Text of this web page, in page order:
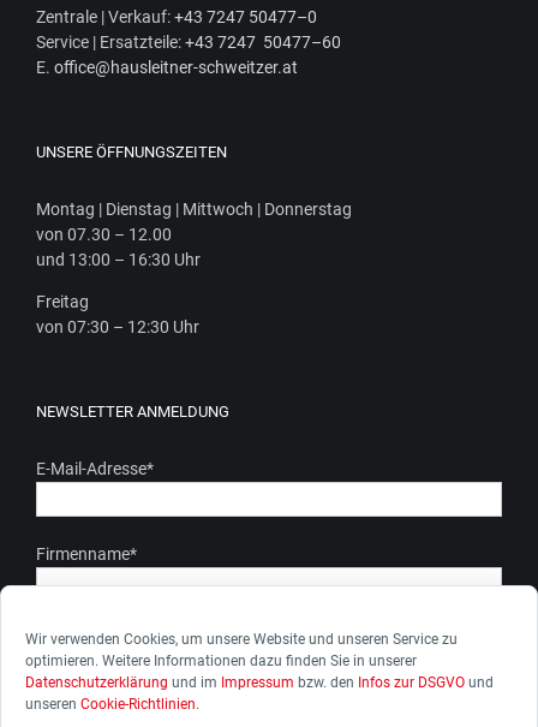
Wir verwenden Cookies, um unsere Website und unseren Service zu
optimieren. Weitere Informationen dazu finden Sie in unserer
Datenschutzerklärung und im Impressum bzw. den Infos zur DSGVO und
unseren Cookie-Richtlinien.
Zen­tra­le | Ver­kauf:+43 7247 50477–0
Ser­vice | Ersatz­tei­le:+43 7247 50477–60
E. office@hausleitner-schweitzer.at
UNSERE ÖFFNUNGSZEITEN
Mon­tag | Diens­tag | Mitt­woch | Donnerstag
von 07.30 – 12.00
und 13:00 – 16:30 Uhr
Frei­tag
von 07:30 – 12:30 Uhr
NEWSLETTER ANMELDUNG
E-Mail-Adresse*
Firmenname*
Ich stimme zu, dass meine personenbezogenen Daten gem.
unserer Datenschutzerkärung genutzt werden. Ich kann die
Zustimmung zur Datenverarbeitung jederzeit widerrufen.